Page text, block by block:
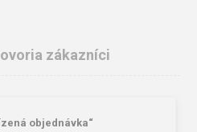
zákazníci
objednávka“